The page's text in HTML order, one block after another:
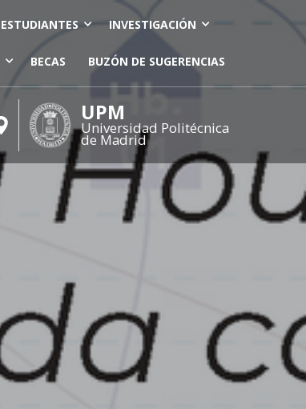
ESTUDIANTES INVESTIGACIÓN
BECAS BUZÓN DE SUGERENCIAS
UPM
Universidad Politécnica
de Madrid